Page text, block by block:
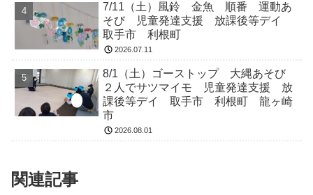
7/11（土）風鈴 金魚 順番 運動あ
そび 児童発達支援 放課後等デイ
取手市 利根町
2026.07.11
8/1（土）ゴーストップ 大縄あそび
２人でサツマイモ 児童発達支援 放
課後等デイ 取手市 利根町 龍ヶ崎
市
2026.08.01
関連記事